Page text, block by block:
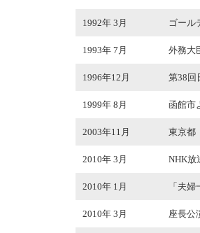
1992年 3月 ゴール
1993年 7月 外務大
1996年12月 第38回
1999年 8月 函館市
2003年11月 東京都
2010年 3月 NHK放
2010年 1月 「夫
2010年 3月 座長公